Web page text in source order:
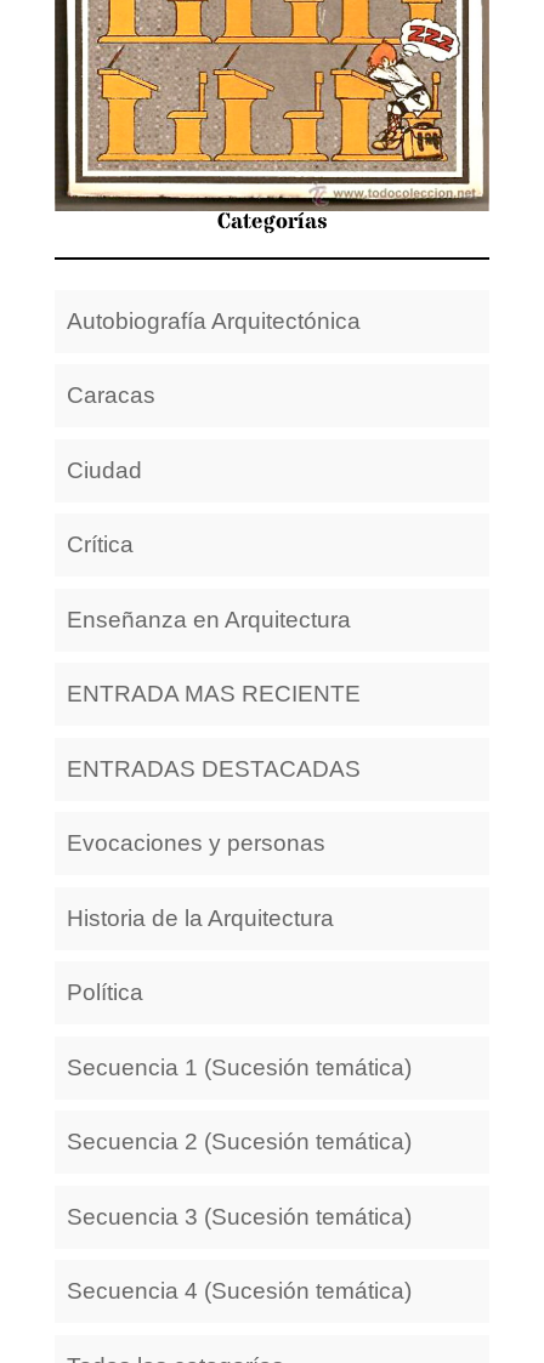
Categorías
Autobiografía Arquitectónica
Caracas
Ciudad
Crítica
Enseñanza en Arquitectura
ENTRADA MAS RECIENTE
ENTRADAS DESTACADAS
Evocaciones y personas
Historia de la Arquitectura
Política
Secuencia 1 (Sucesión temática)
Secuencia 2 (Sucesión temática)
Secuencia 3 (Sucesión temática)
Secuencia 4 (Sucesión temática)